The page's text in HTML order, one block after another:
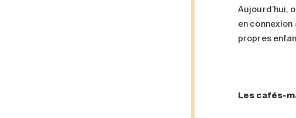
Aujourd’hui,
en
propres
Les cafés-